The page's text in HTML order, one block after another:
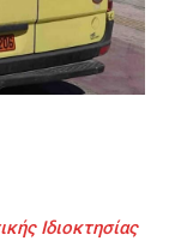
Ιδιοκτησίας